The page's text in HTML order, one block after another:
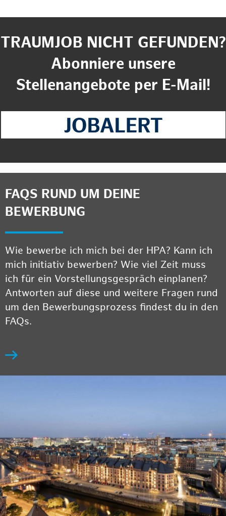
TRAUMJOB NICHT GEFUNDEN?
Abonniere unsere
Stellenangebote per E-Mail!
FAQS RUND UM DEINE
BEWERBUNG
Wie bewerbe ich mich bei der HPA? Kann ich
mich initiativ bewerben? Wie viel Zeit muss
ich für ein Vorstellungsgespräch einplanen?
Antworten auf diese und weitere Fragen rund
um den Bewerbungsprozess findest du in den
FAQs.